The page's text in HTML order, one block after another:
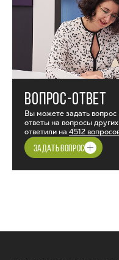
ВОПРОС-ОТВЕТ
Вы можете задать
ответы на вопросы
ответили на 4512
ЗАДАТЬ ВОПРОС